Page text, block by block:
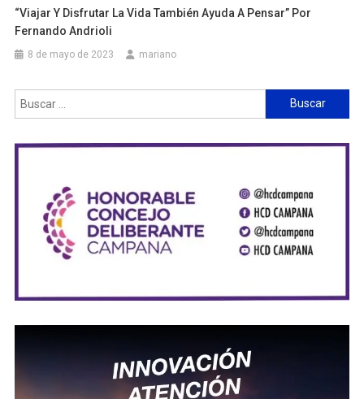
“Viajar Y Disfrutar La Vida También Ayuda A Pensar” Por
Fernando Andrioli
8 de mayo de 2023 mariano
Buscar: